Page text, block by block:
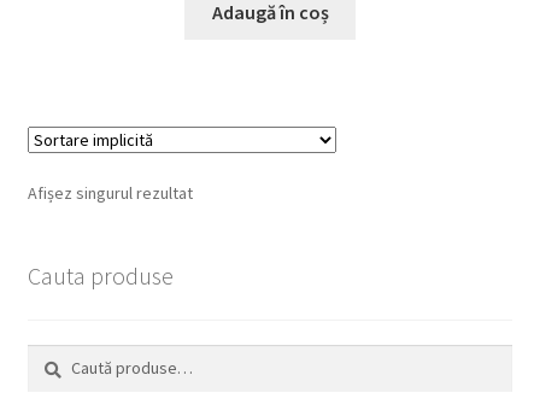
Adaugă în coș
Afișez singurul rezultat
Cauta produse
Caută
după:
Caută